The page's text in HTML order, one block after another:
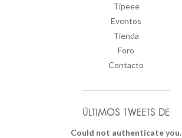
Tipeee
Eventos
Tienda
Foro
Contacto
ÚLTIMOS TWEETS DE
Could not authenticate you.